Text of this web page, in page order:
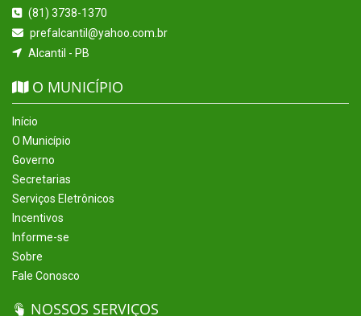
(81) 3738-1370
prefalcantil@yahoo.com.br
Alcantil - PB
O MUNICÍPIO
Início
O Município
Governo
Secretarias
Serviços Eletrônicos
Incentivos
Informe-se
Sobre
Fale Conosco
NOSSOS SERVIÇOS